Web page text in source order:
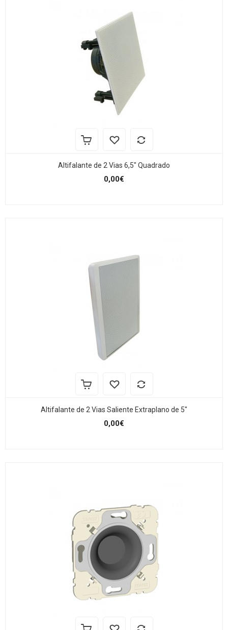
Altifalante de 2 Vias 6,5" Quadrado
0,00€
Altifalante de 2 Vias Saliente Extraplano de 5"
0,00€